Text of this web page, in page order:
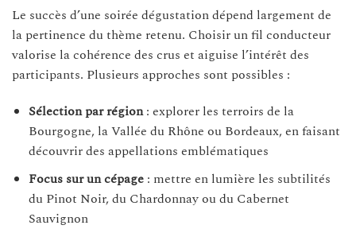
Le succès d’une soirée dégustation dépend largement de
la pertinence du thème retenu. Choisir un fil conducteur
valorise la cohérence des crus et aiguise l’intérêt des
participants. Plusieurs approches sont possibles :
Sélection par région: explorer les terroirs de la
Bourgogne, la Vallée du Rhône ou Bordeaux, en faisant
découvrir des appellations emblématiques
Focus sur un cépage: mettre en lumière les subtilités
du Pinot Noir, du Chardonnay ou du Cabernet
Sauvignon